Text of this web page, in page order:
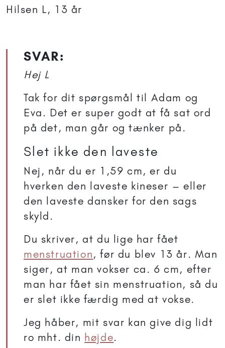
Hilsen L, 13 år
SVAR:
Hej L
Tak for dit spørgsmål til Adam og
Eva. Det er super godt at få sat ord
på det, man går og tænker på.
Slet ikke den laveste
Nej, når du er 1,59 cm, er du
hverken den laveste kineser – eller
den laveste dansker for den sags
skyld.
Du skriver, at du lige har fået
menstruation, før du blev 13 år. Man
siger, at man vokser ca. 6 cm, efter
man har fået sin menstruation, så du
er slet ikke færdig med at vokse.
Jeg håber, mit svar kan give dig lidt
ro mht. din højde.